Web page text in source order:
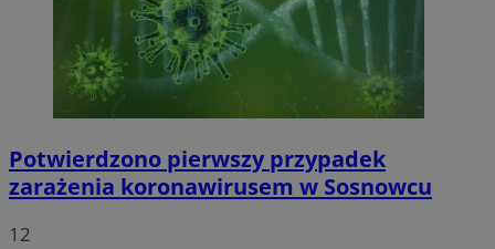
Potwierdzono pierwszy przypadek
zarażenia koronawirusem w Sosnowcu
12